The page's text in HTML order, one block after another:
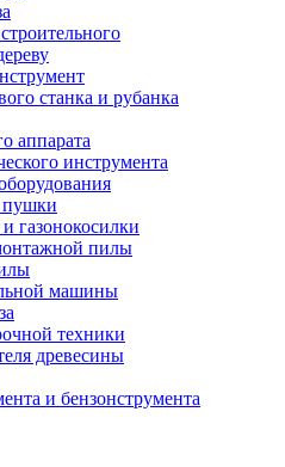
станка и рубанка
аппарата
инструмента
пушки
газонокосилки
пилы
машины
техники
древесины
и бензонструмента